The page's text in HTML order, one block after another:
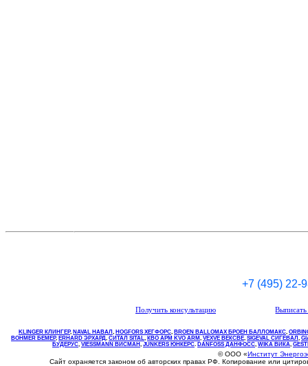
+7 (495) 22-
Получить консультацию
KLINGER КЛИНГЕР, NAVAL НАВАЛ , НOGFORS ХЕГФОРС, BROEN BALLOMAX БРОЕН БАЛЛОМАКС,
BOHMER БЕМЕР, ERHARD ЭРХАРД, СИТАЛ SITAL, КВО АРМ KVO ARM, VEXVE ВЕКСВЕ, SIGEVAL СИГЕВАЛ ,
БУДЕРУС, VIESSMANN ВИСМАН , JUNKERS ЮНКЕРС. DANFOSS ДАНФОСС, WIKA ВИКА,
© ООО «Институт
Сайт охраняется законом об авторских правах РФ. Копирование или